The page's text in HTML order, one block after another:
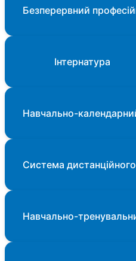
Безперервний
Інтернатура
Навчально-
Система
Навчально-